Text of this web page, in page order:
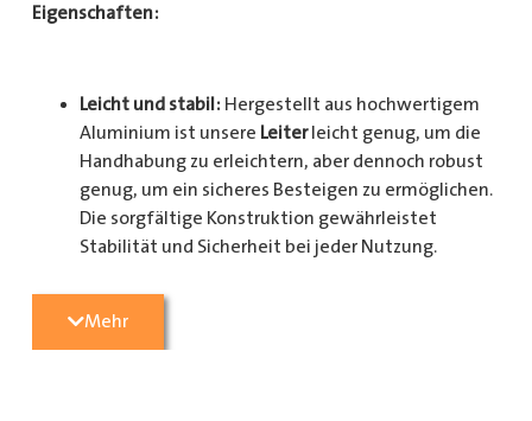
Eigenschaften:
Leicht und stabil: Hergestellt aus hochwertigem
Aluminium ist unsere Leiterleicht genug, um die
Handhabung zu erleichtern, aber dennoch robust
genug, um ein sicheres Besteigen zu ermöglichen.
Die sorgfältige Konstruktion gewährleistet
Stabilität und Sicherheit bei jeder Nutzung.
Mehr